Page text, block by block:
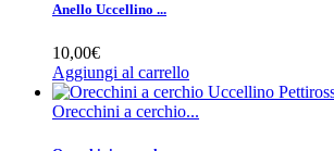
Anello Uccellino ...
10,00€
Aggiungi al carrello
Orecchini a cerchio...